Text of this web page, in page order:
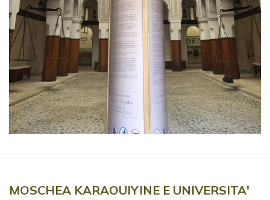
MOSCHEA KARAOUIYINE E UNIVERSITA'